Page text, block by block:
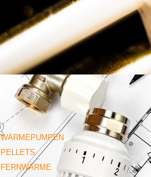
WÄRMEPUMPEN
PELLETS
FERNWÄRME